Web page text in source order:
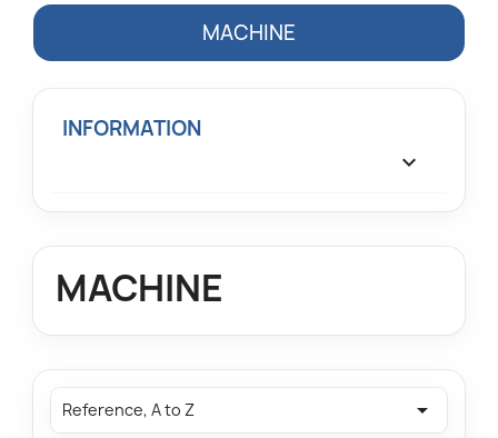
MACHINE
INFORMATION

MACHINE
Reference, A to Z 